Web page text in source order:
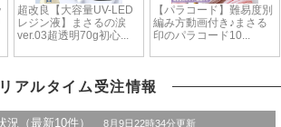
リアルタイム受注情報